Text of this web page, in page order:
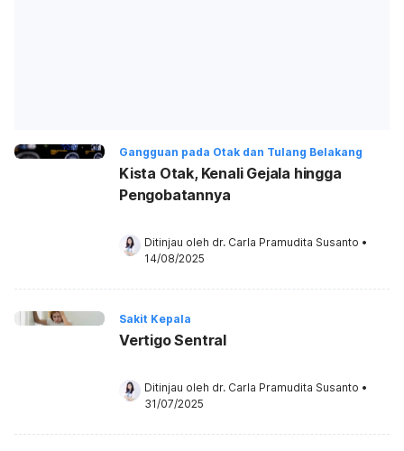
Gangguan pada Otak dan Tulang Belakang
Kista Otak, Kenali Gejala hingga
Pengobatannya
Ditinjau oleh dr. Carla Pramudita Susanto •
14/08/2025
Sakit Kepala
Vertigo Sentral
Ditinjau oleh dr. Carla Pramudita Susanto •
31/07/2025